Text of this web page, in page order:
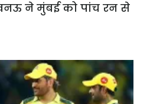
ने मुंबई को पांच रन से